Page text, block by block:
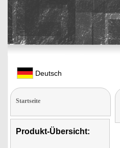
Deutsch
Startseite
Produkt-Übersicht: